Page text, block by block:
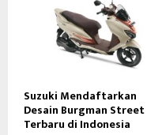
Suzuki Mendaftarkan
Desain Burgman Street
Terbaru di Indonesia